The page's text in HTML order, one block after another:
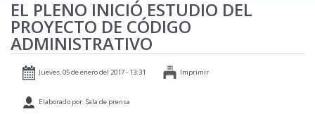
LA ASAMBLEA
LEGISLAMOS
FISCALIZAMOS
PRENSA
EL PLENO INICIÓ ESTUDIO DEL
PROYECTO DE CÓDIGO
ADMINISTRATIVO
Jueves, 05 de enero del 2017 - 13:31 Imprimir
Elaborado por: Sala de prensa